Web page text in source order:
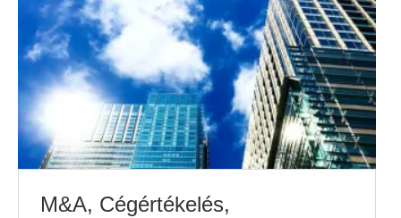
M&A, Cégértékelés,